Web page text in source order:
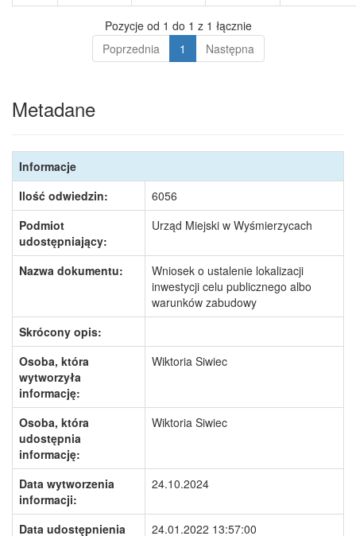
Pozycje od 1 do 1 z 1 łącznie
Poprzednia
1 Następna
Metadane
Informacje
Ilość odwiedzin:
6056
Podmiot
udostępniający:
Urząd Miejski w Wyśmierzycach
Nazwa dokumentu:
Wniosek o ustalenie lokalizacji
inwestycji celu publicznego albo
warunków zabudowy
Skrócony opis:
Osoba, która
wytworzyła
informację:
Wiktoria Siwiec
Osoba, która
udostępnia
informację:
Wiktoria Siwiec
Data wytworzenia
informacji:
24.10.2024
Data udostępnienia 24.01.2022 13:57:00